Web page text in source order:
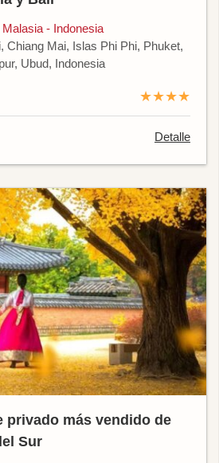
- Indonesia
Chiang Mai, Islas Phi Phi, Phuket,
Ubud, Indonesia
★★★★
Detalle
privado más vendido de
Sur